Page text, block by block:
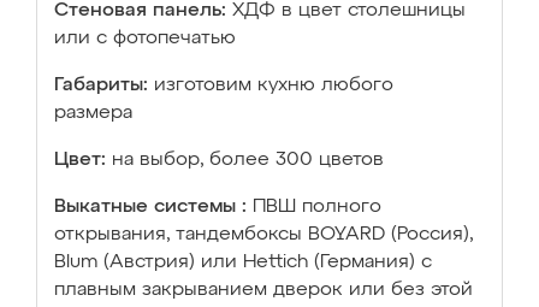
Стеновая панель: ХДФ в цвет столешницы
или с фотопечатью
Габариты: изготовим кухню любого
размера
Цвет: на выбор, более 300 цветов
Выкатные системы :
ПВШ полного
открывания, тандембоксы BOYARD (Россия),
Blum (Австрия) или Hettich (Германия) с
плавным закрыванием дверок или без этой